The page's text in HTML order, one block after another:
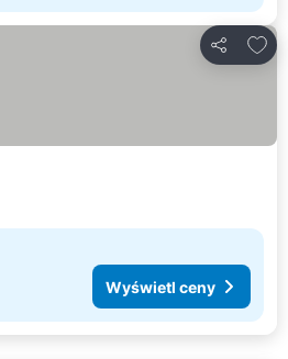
Udostępnij
Wyświetl ceny